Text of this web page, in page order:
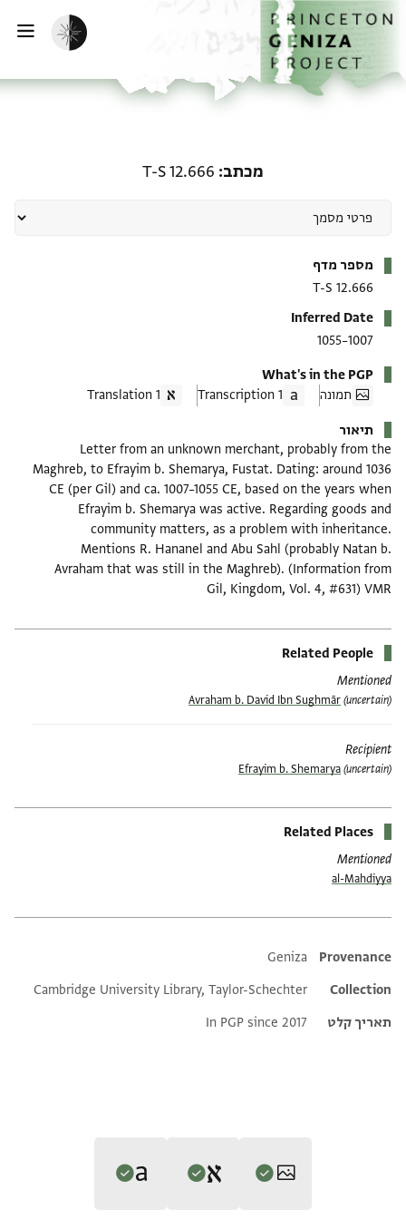
לתוכןהבית
הפעלת מצב כהה
מכתב T-S 12.666
מספר מדף
T-S 12.666
Inferred Date
1007–1055
What's in the PGP
תמונה
1 Transcription
1 Translation
תיאור
Letter from an unknown merchant, probably from the
Maghreb, to Efrayim b. Shemarya, Fustat. Dating: around 1036
CE (per Gil) and ca. 1007–1055 CE, based on the years when
Efrayim b. Shemarya was active. Regarding goods and
community matters, as a problem with inheritance.
Mentions R. Hananel and Abu Sahl (probably Natan b.
Avraham that was still in the Maghreb). (Information from
Gil, Kingdom, Vol. 4, #631) VMR
Related People
Mentioned
Avraham b. David Ibn Sughmār (uncertain)
Recipient
Efrayim b. Shemarya (uncertain)
Related Places
Mentioned
al-Mahdiyya
Additional metadata
Provenance
Geniza
Collection
Cambridge University Library, Taylor-Schechter
תאריך קלט
In PGP since 2017